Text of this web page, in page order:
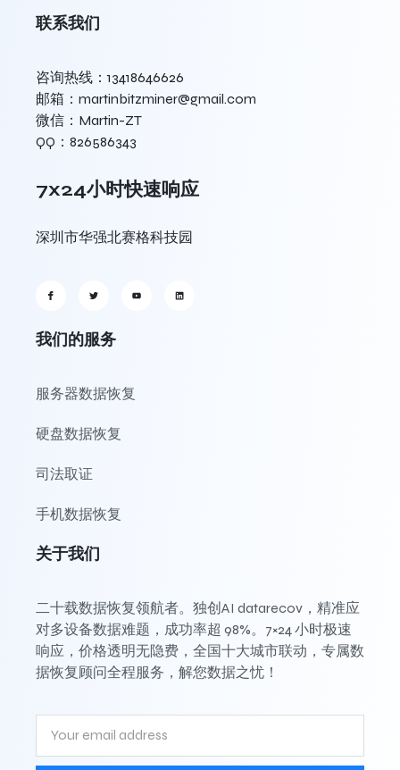
联系我们
咨询热线：13418646626
邮箱：martinbitzminer@gmail.com
微信：Martin-ZT
QQ：826586343
7x24小时快速响应
深圳市华强北赛格科技园
我们的服务
服务器数据恢复
硬盘数据恢复
司法取证
手机数据恢复
关于我们
二十载数据恢复领航者。独创AI datarecov，精准应
对多设备数据难题，成功率超 98%。7×24 小时极速
响应，价格透明无隐费，全国十大城市联动，专属数
据恢复顾问全程服务，解您数据之忧！